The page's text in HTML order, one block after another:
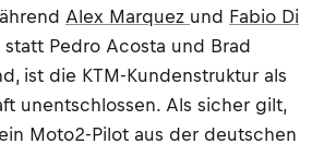
Alex Marquez und Fabio Di
statt Pedro Acosta und Brad
ist die KTM-Kundenstruktur als
unentschlossen. Als sicher gilt,
Moto2-Pilot aus der deutschen